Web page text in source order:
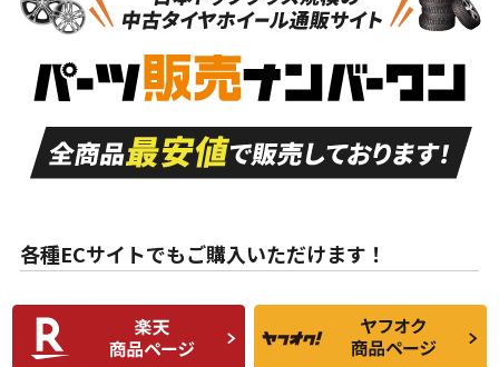
S
品）
S
新車外し品（新古
付き
A
走行距離も少なく、
目立つ傷もほとんど
ない中古品
A
走行距離も少なく、
非常に状態の良い中
古品
な中古品
んどない中古品
C
比較的きれいな中古
品
C
られるが、使用に問
題のない中古品
各種ECサイトでもご購入いただけます！